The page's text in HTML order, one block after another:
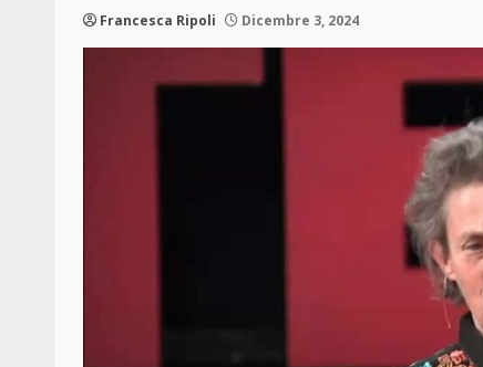
Francesca Ripoli Dicembre 3, 2024